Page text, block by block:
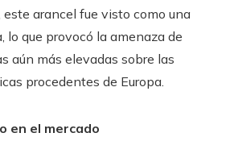
este arancel fue visto como una
lo que provocó la amenaza de
aún más elevadas sobre las
procedentes de Europa.
en el mercado